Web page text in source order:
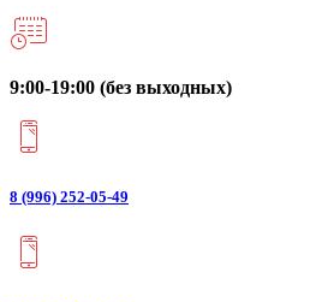
9:00-19:00 (без выходных)
8 (996) 252-05-49